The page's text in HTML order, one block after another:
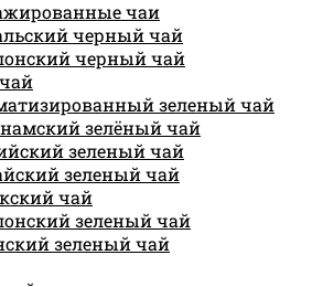
чаи
черный чай
черный чай
зеленый чай
зелёный чай
зеленый чай
зеленый чай
чай
зеленый чай
зеленый чай